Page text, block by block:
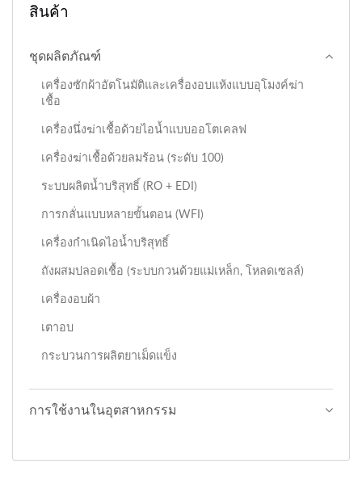
สินค้า
ชุดผลิตภัณฑ์
เครื่องซักผ้าอัตโนมัติและเครื่องอบแห้งแบบอุโมงค์ฆ่า
เชื้อ
เครื่องนึ่งฆ่าเชื้อด้วยไอน้ำแบบออโตเคลฟ
เครื่องฆ่าเชื้อด้วยลมร้อน (ระดับ 100)
ระบบผลิตน้ำบริสุทธิ์ (RO + EDI)
การกลั่นแบบหลายขั้นตอน (WFI)
เครื่องกำเนิดไอน้ำบริสุทธิ์
ถังผสมปลอดเชื้อ (ระบบกวนด้วยแม่เหล็ก, โหลดเซลล์)
เครื่องอบผ้า
เตาอบ
กระบวนการผลิตยาเม็ดแข็ง
การใช้งานในอุตสาหกรรม